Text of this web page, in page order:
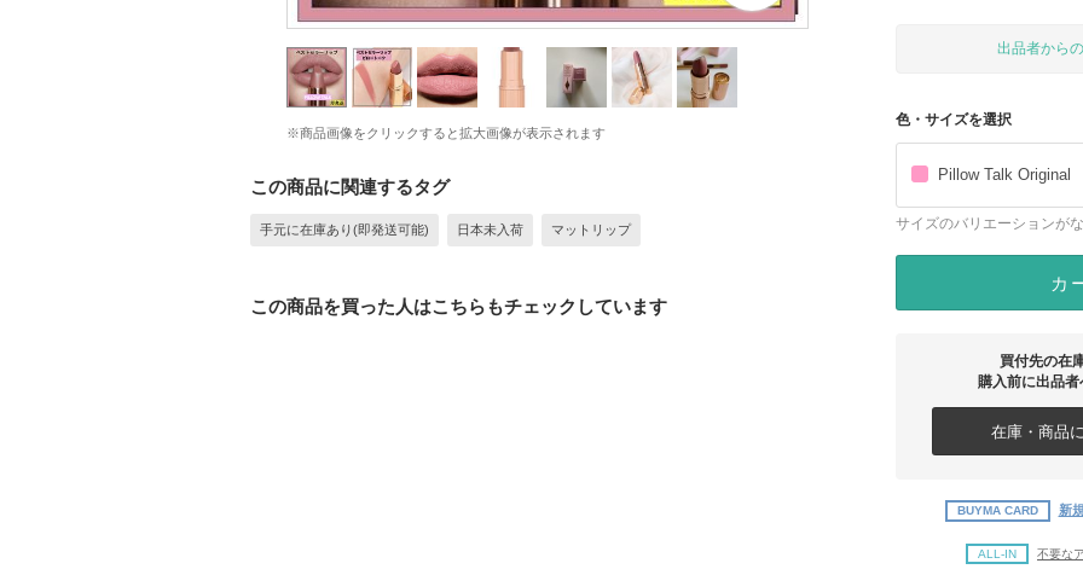
※商品画像をクリックすると拡大画像が表示されます
この商品に関連するタグ
手元に在庫あり(即発送可能) 日本未入荷 マットリップ
この商品を買った人はこちらもチェックしています
出品者からの
色・サイズを選択
Pillow Talk Original
サイズのバリエーションが
カ
買付先の在
購入前に出品者
在庫・商品
BUYMA CARD 新
ALL-IN 不要な